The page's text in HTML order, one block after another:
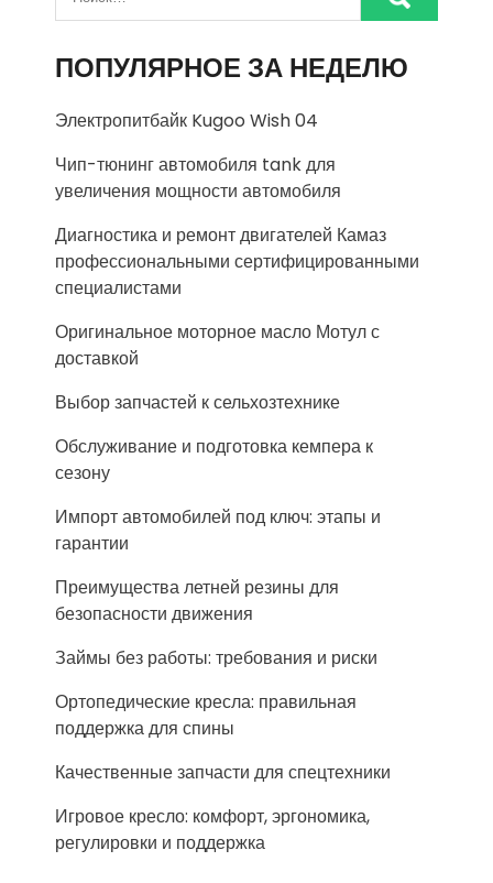
ПОПУЛЯРНОЕ ЗА НЕДЕЛЮ
Электропитбайк Kugoo Wish 04
Чип-тюнинг автомобиля tank для
увеличения мощности автомобиля
Диагностика и ремонт двигателей Камаз
профессиональными сертифицированными
специалистами
Оригинальное моторное масло Мотул с
доставкой
Выбор запчастей к сельхозтехнике
Обслуживание и подготовка кемпера к
сезону
Импорт автомобилей под ключ: этапы и
гарантии
Преимущества летней резины для
безопасности движения
Займы без работы: требования и риски
Ортопедические кресла: правильная
поддержка для спины
Качественные запчасти для спецтехники
Игровое кресло: комфорт, эргономика,
регулировки и поддержка